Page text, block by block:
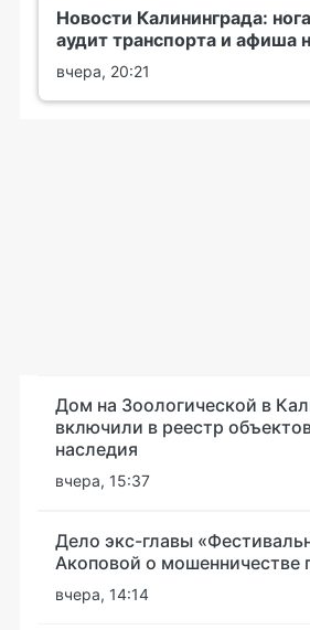
Новости Калининграда:
аудит транспорта и афиша
вчера, 20:21
Дом на Зоологической в
включили в реестр
наследия
вчера, 15:37
Дело экс-главы
Акоповой о мошенничестве
вчера, 14:14